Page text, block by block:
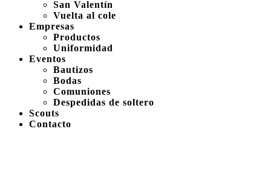
San Valentín
Vuelta al cole
Empresas
Productos
Uniformidad
Eventos
Bautizos
Bodas
Comuniones
Despedidas de soltero
Scouts
Contacto